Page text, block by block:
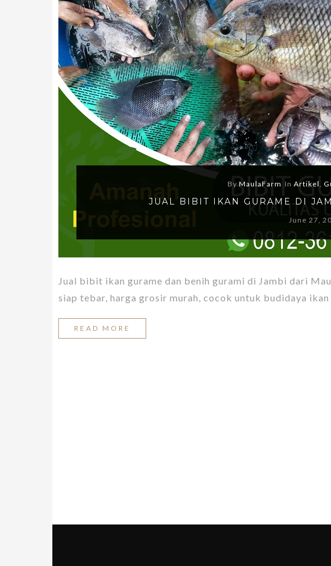
ByMaulaFarm InArtikel ,
JUAL BIBIT IKAN GURAME DI
June 27,
Jual bibit ikan gurame dan benih gurami di Jambi dari
siap tebar, harga grosir murah, cocok untuk budidaya ikan
READ MORE